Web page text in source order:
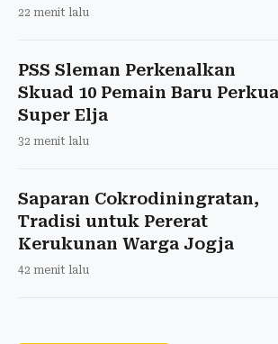
22 menit lalu
PSS Sleman Perkenalkan
Skuad 10 Pemain Baru
Super Elja
32 menit lalu
Saparan Cokrodiningratan,
Tradisi untuk Pererat
Kerukunan Warga Jogja
42 menit lalu